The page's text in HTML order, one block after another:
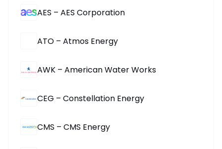
AES – AES Corporation
ATO – Atmos Energy
AWK – American Water Works
CEG – Constellation Energy
CMS – CMS Energy